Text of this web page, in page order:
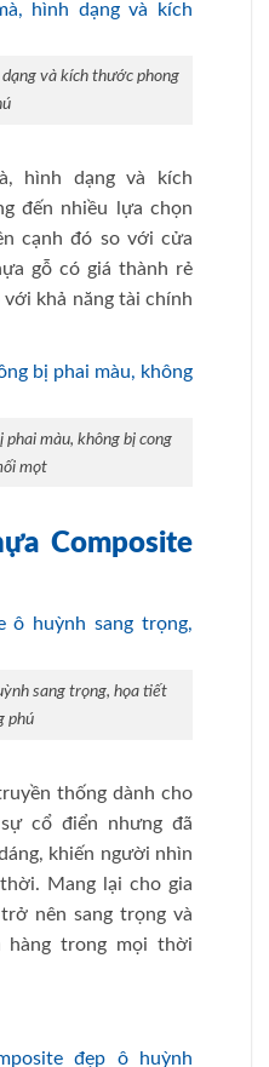
và kích thước phong
hình dạng và kích
đến nhiều lựa chọn
cạnh đó so với cửa
gỗ có giá thành rẻ
khả năng tài chính
phai màu, không bị cong
mọt
Composite
sang trọng, họa tiết
phú
thống dành cho
cổ điển nhưng đã
khiến người nhìn
Mang lại cho gia
nên sang trọng và
hàng trong mọi thời